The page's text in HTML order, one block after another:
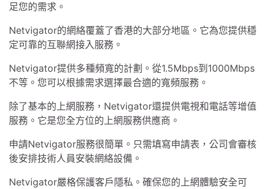
足您的需求。
Netvigator的網絡覆蓋了香港的大部分地區。它為您提供穩
定可靠的互聯網接入服務。
Netvigator提供多種頻寬的計劃。從1.5Mbps到1000Mbps
不等。您可以根據需求選擇最合適的寬頻服務。
除了基本的上網服務，Netvigator還提供電視和電話等增值
服務。它是您全方位的上網服務供應商。
申請Netvigator服務很簡單。只需填寫申請表，公司會審核
後安排技術人員安裝網絡設備。
Netvigator嚴格保護客戶隱私。確保您的上網體驗安全可